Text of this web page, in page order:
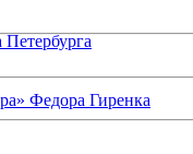
Федора Гиренка